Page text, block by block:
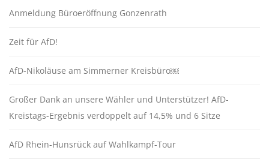
Anmeldung Büroeröffnung Gonzenrath
Zeit für AfD!
AfD-Nikoläuse am Simmerner Kreisbüro￼
Großer Dank an unsere Wähler und Unterstützer! AfD-
Kreistags-Ergebnis verdoppelt auf 14,5% und 6 Sitze
AfD Rhein-Hunsrück auf Wahlkampf-Tour